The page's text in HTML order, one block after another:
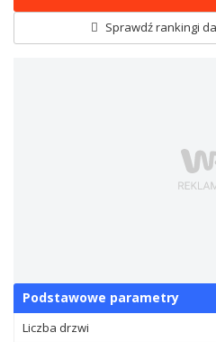
Sprawdź rankingi
Podstawowe parametry
Liczba drzwi